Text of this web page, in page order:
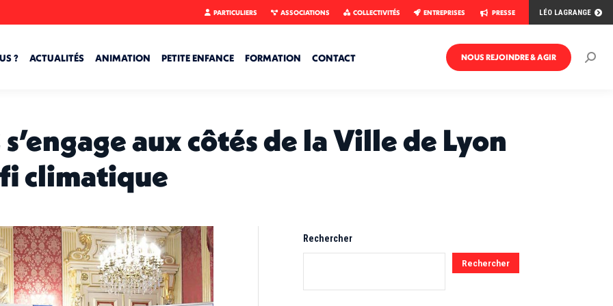
PARTICULIERS ASSOCIATIONS COLLECTIVITÉS ENTREPRISES PRESSE LÉO LAGRANGE
? ACTUALITÉS ANIMATION PETITE ENFANCE FORMATION CONTACT NOUS REJOINDRE & AGIR
s’engage aux côtés de la Ville de Lyon
climatique
Rechercher
Rechercher